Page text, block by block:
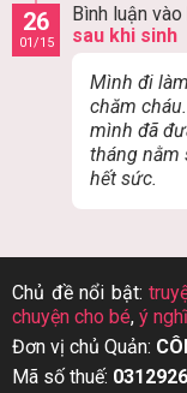
26
01/15
Bình luận
sau khi sinh
Mình đi
chăm
mình đã
tháng nằm
hết sức.
Chủ đề nổi bật:
chuyện cho bé, ý
Đơn vị chủ Quản:
Mã số thuế: